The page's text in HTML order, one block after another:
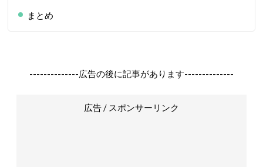
まとめ
--------------広告の後に記事があります--------------
広告 / スポンサーリンク